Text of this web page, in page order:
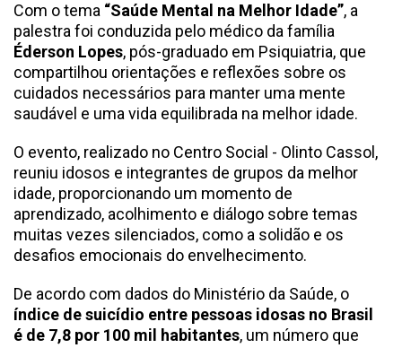
Com o tema “Saúde Mental na Melhor Idade”, a
palestra foi conduzida pelo médico da família
Éderson Lopes, pós-graduado em Psiquiatria, que
compartilhou orientações e reflexões sobre os
cuidados necessários para manter uma mente
saudável e uma vida equilibrada na melhor idade.
O evento, realizado no Centro Social - Olinto Cassol,
reuniu idosos e integrantes de grupos da melhor
idade, proporcionando um momento de
aprendizado, acolhimento e diálogo sobre temas
muitas vezes silenciados, como a solidão e os
desafios emocionais do envelhecimento.
De acordo com dados do Ministério da Saúde, o
índice de suicídio entre pessoas idosas no Brasil
é de 7,8 por 100 mil habitantes, um número que